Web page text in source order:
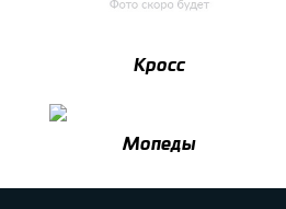
Кросс
Мопеды